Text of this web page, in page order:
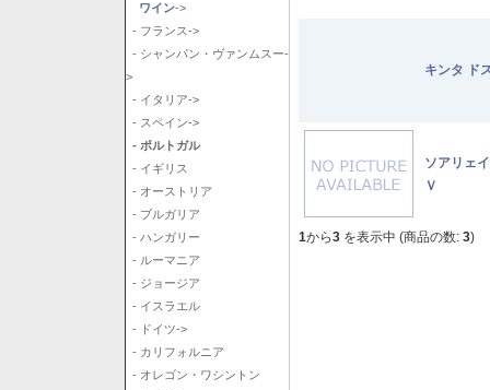
ワイン->
- フランス->
- シャンパン・ヴァンムスー-
>
- イタリア->
- スペイン->
- ポルトガル
- イギリス
- オーストリア
- ブルガリア
- ハンガリー
- ルーマニア
- ジョージア
- イスラエル
- ドイツ->
- カリフォルニア
- オレゴン・ワシントン
キンタ ド
ソアリェ
Ｖ
1から3 を表示中 (商品の数: 3)